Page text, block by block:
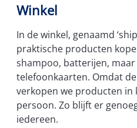
Winkel
In de winkel, genaamd
praktische producten
shampoo, batterijen,
telefoonkaarten. Omdat
verkopen we producten in
persoon. Zo blijft er
iedereen.